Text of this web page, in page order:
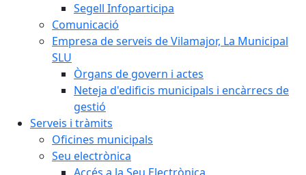
Segell Infoparticipa
Comunicació
Empresa de serveis de Vilamajor, La Municipal
SLU
Òrgans de govern i actes
Neteja d'edificis municipals i encàrrecs de
gestió
Serveis i tràmits
Oficines municipals
Seu electrònica